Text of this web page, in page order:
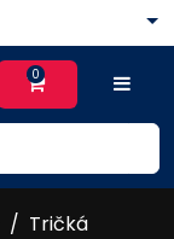
0
Tričká